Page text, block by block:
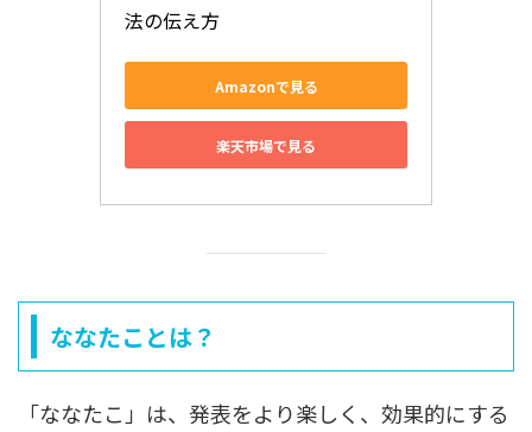
法の伝え方
Amazonで見る
楽天市場で見る
ななたことは？
「ななたこ」は、発表をより楽しく、効果的にする